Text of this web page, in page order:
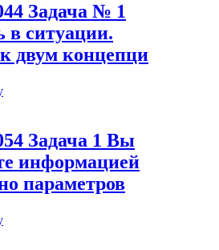
Задача № 1
в ситуации.
двум концепци
Задача 1 Вы
информацией
параметров